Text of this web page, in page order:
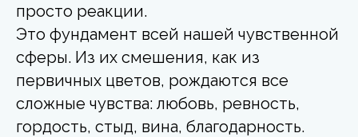
просто реакции.
Это фундамент всей нашей чувственной
сферы. Из их смешения, как из
первичных цветов, рождаются все
сложные чувства: любовь, ревность,
гордость, стыд, вина, благодарность.